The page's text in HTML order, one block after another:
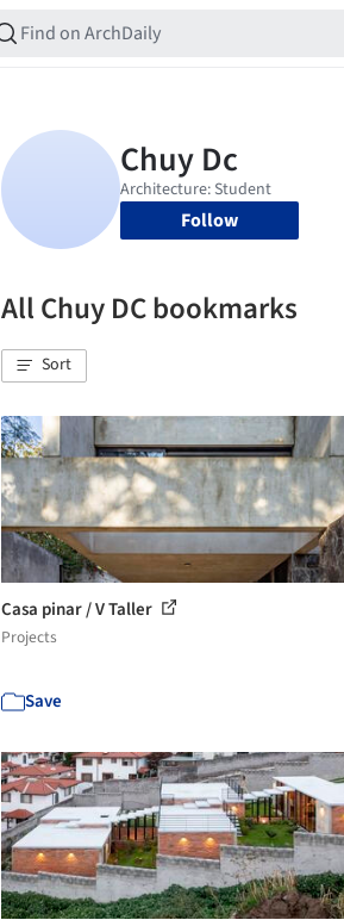
Follow
All Chuy DC bookmarks
Sort
Casa pinar / V Taller
Projects
Save